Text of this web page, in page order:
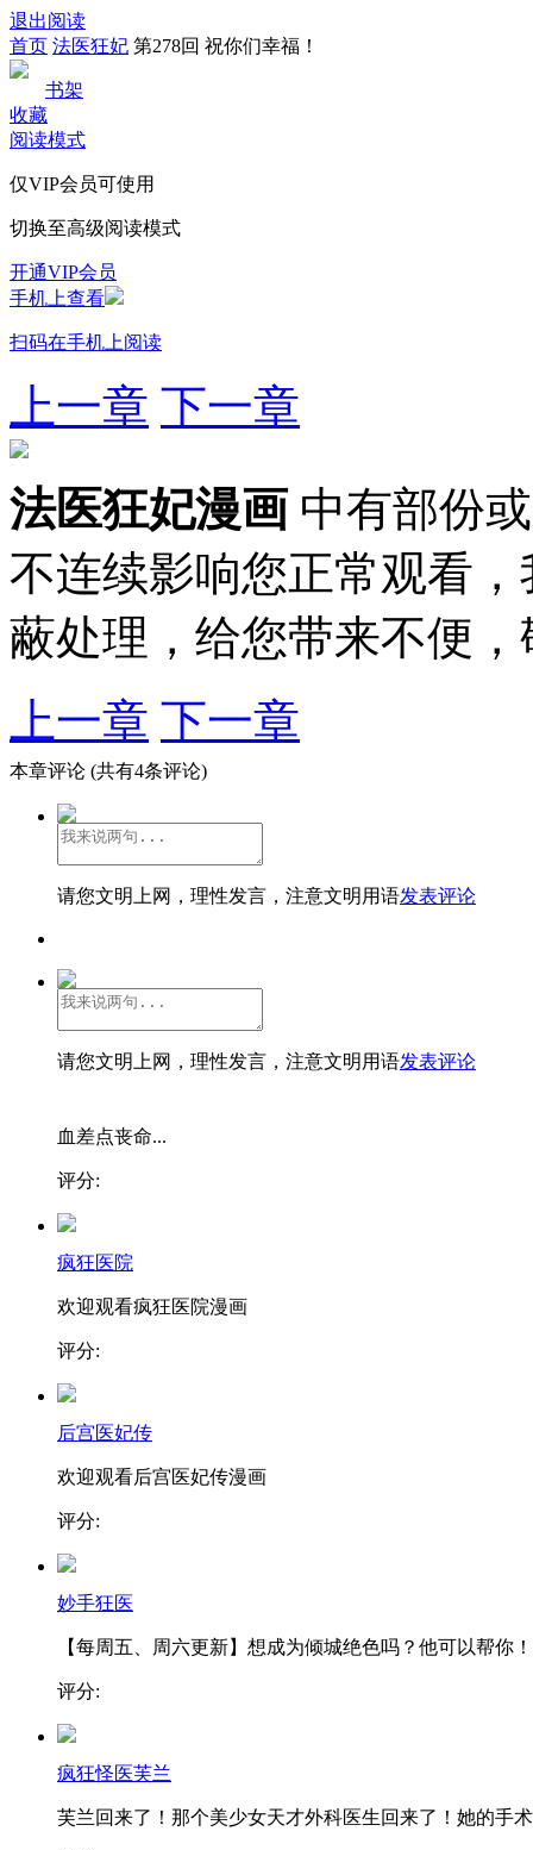
退出阅读
首页 法医狂妃 第278回 祝你们幸福！
书架
收藏
阅读模式
仅VIP会员可使用
切换至高级阅读模式
开通VIP会员
手机上查看
扫码在手机上阅读
上一章 下一章
法医狂妃漫画 中有部份
不连续影响您正常观看
蔽处理，给您带来不便
上一章 下一章
本章评论 (共有4条评论)
请您文明上网，理性发言，注意文明用语发表评论
请您文明上网，理性发言，注意文明用语发表评论
血差点丧命...
评分:
疯狂医院
欢迎观看疯狂医院漫画
评分:
后宫医妃传
欢迎观看后宫医妃传漫画
评分:
妙手狂医
【每周五、周六更新】想成为倾城绝色吗？他可以帮你
评分:
疯狂怪医芙兰
芙兰回来了！那个美少女天才外科医生回来了！她的手